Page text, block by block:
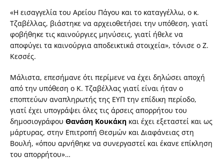
«Η εισαγγελία του Αρείου Πάγου και το καταγγέλλω, ο κ.
Τζαβέλλας, βιάστηκε να αρχειοθετήσει την υπόθεση, γιατί
φοβήθηκε τις καινούργιες μηνύσεις, γιατί ήθελε να
αποφύγει τα καινούργια αποδεικτικά στοιχεία», τόνισε ο Ζ.
Κεσσές.
Μάλιστα, επεσήμανε ότι περίμενε να έχει δηλώσει αποχή
από την υπόθεση ο Κ. Τζαβέλλας γιατί είναι ήταν ο
εποπτεύων αναπληρωτής της ΕΥΠ την επίδικη περίοδο,
γιατί έχει υπογράψει όλες τις άρσεις απορρήτου του
δημοσιογράφου Θανάση Κουκάκη και έχει εξεταστεί και ως
μάρτυρας, στην Επιτροπή Θεσμών και Διαφάνειας στη
Βουλή, «όπου αρνήθηκε να συνεργαστεί και έκανε επίκληση
του απορρήτου»…